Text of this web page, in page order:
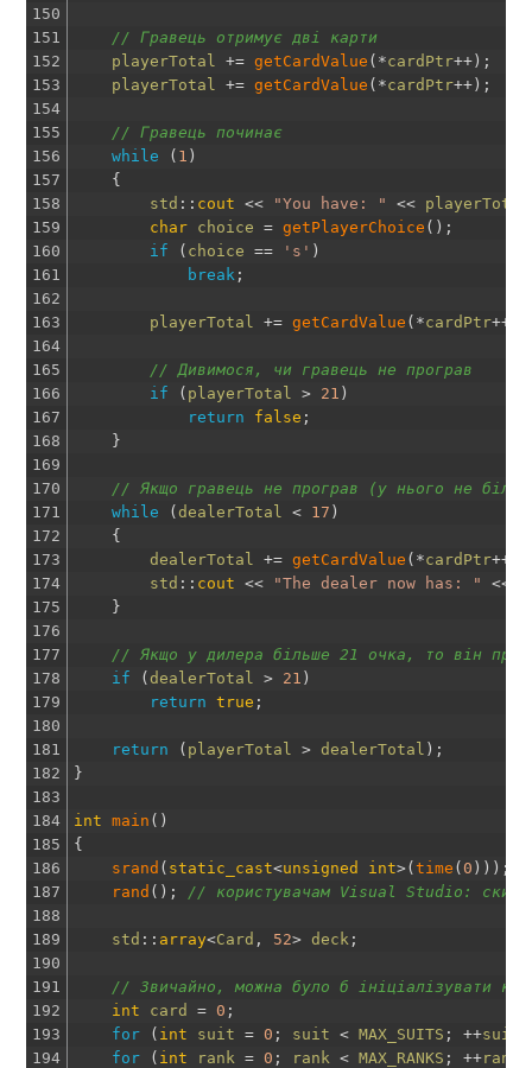
150
151
152
153
154
155
156
157
158
159
160
161
162
163
164
165
166
167
168
169
170
171
172
173
174
175
176
177
178
179
180
181
182
183
184
185
186
187
188
189
190
191
192
193
194
// Гравець отримує дві карти
playerTotal
+= getCardValue ( *cardPtr++ ) ;
playerTotal
+= getCardValue ( *cardPtr++ ) ;
// Гравець починає
while
( 1 )
{
std :: cout << "You have: " << playerTotal
char choice = getPlayerChoice ( ) ;
if
( choice == 's' )
break ;
playerTotal += getCardValue ( *cardPtr++
// Дивимося, чи гравець не програв
if
( playerTotal > 21 )
return
false ;
}
// Якщо гравець не програв (у нього не
while
(dealerTotal < 17 )
{
dealerTotal
+= getCardValue ( *cardPtr++
std :: cout << "The dealer now has: " <<
}
// Якщо у дилера більше 21 очка, то він
if
(dealerTotal > 21 )
return
true ;
return ( playerTotal > dealerTotal ) ;
}
int main ( )
{
srand ( static_cast<unsigned int>(time (0 ) ) ) ;
rand ( ) ; // користувачам Visual Studio:
std :: array<Card , 52> deck ;
// Звичайно, можна було б ініціалізувати
int
card = 0 ;
for
( int suit = 0 ; suit < MAX_SUITS ; ++suit
for
( int rank = 0 ; rank < MAX_RANKS ; ++rank